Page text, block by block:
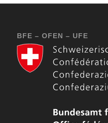
BFE – OFEN – UFE